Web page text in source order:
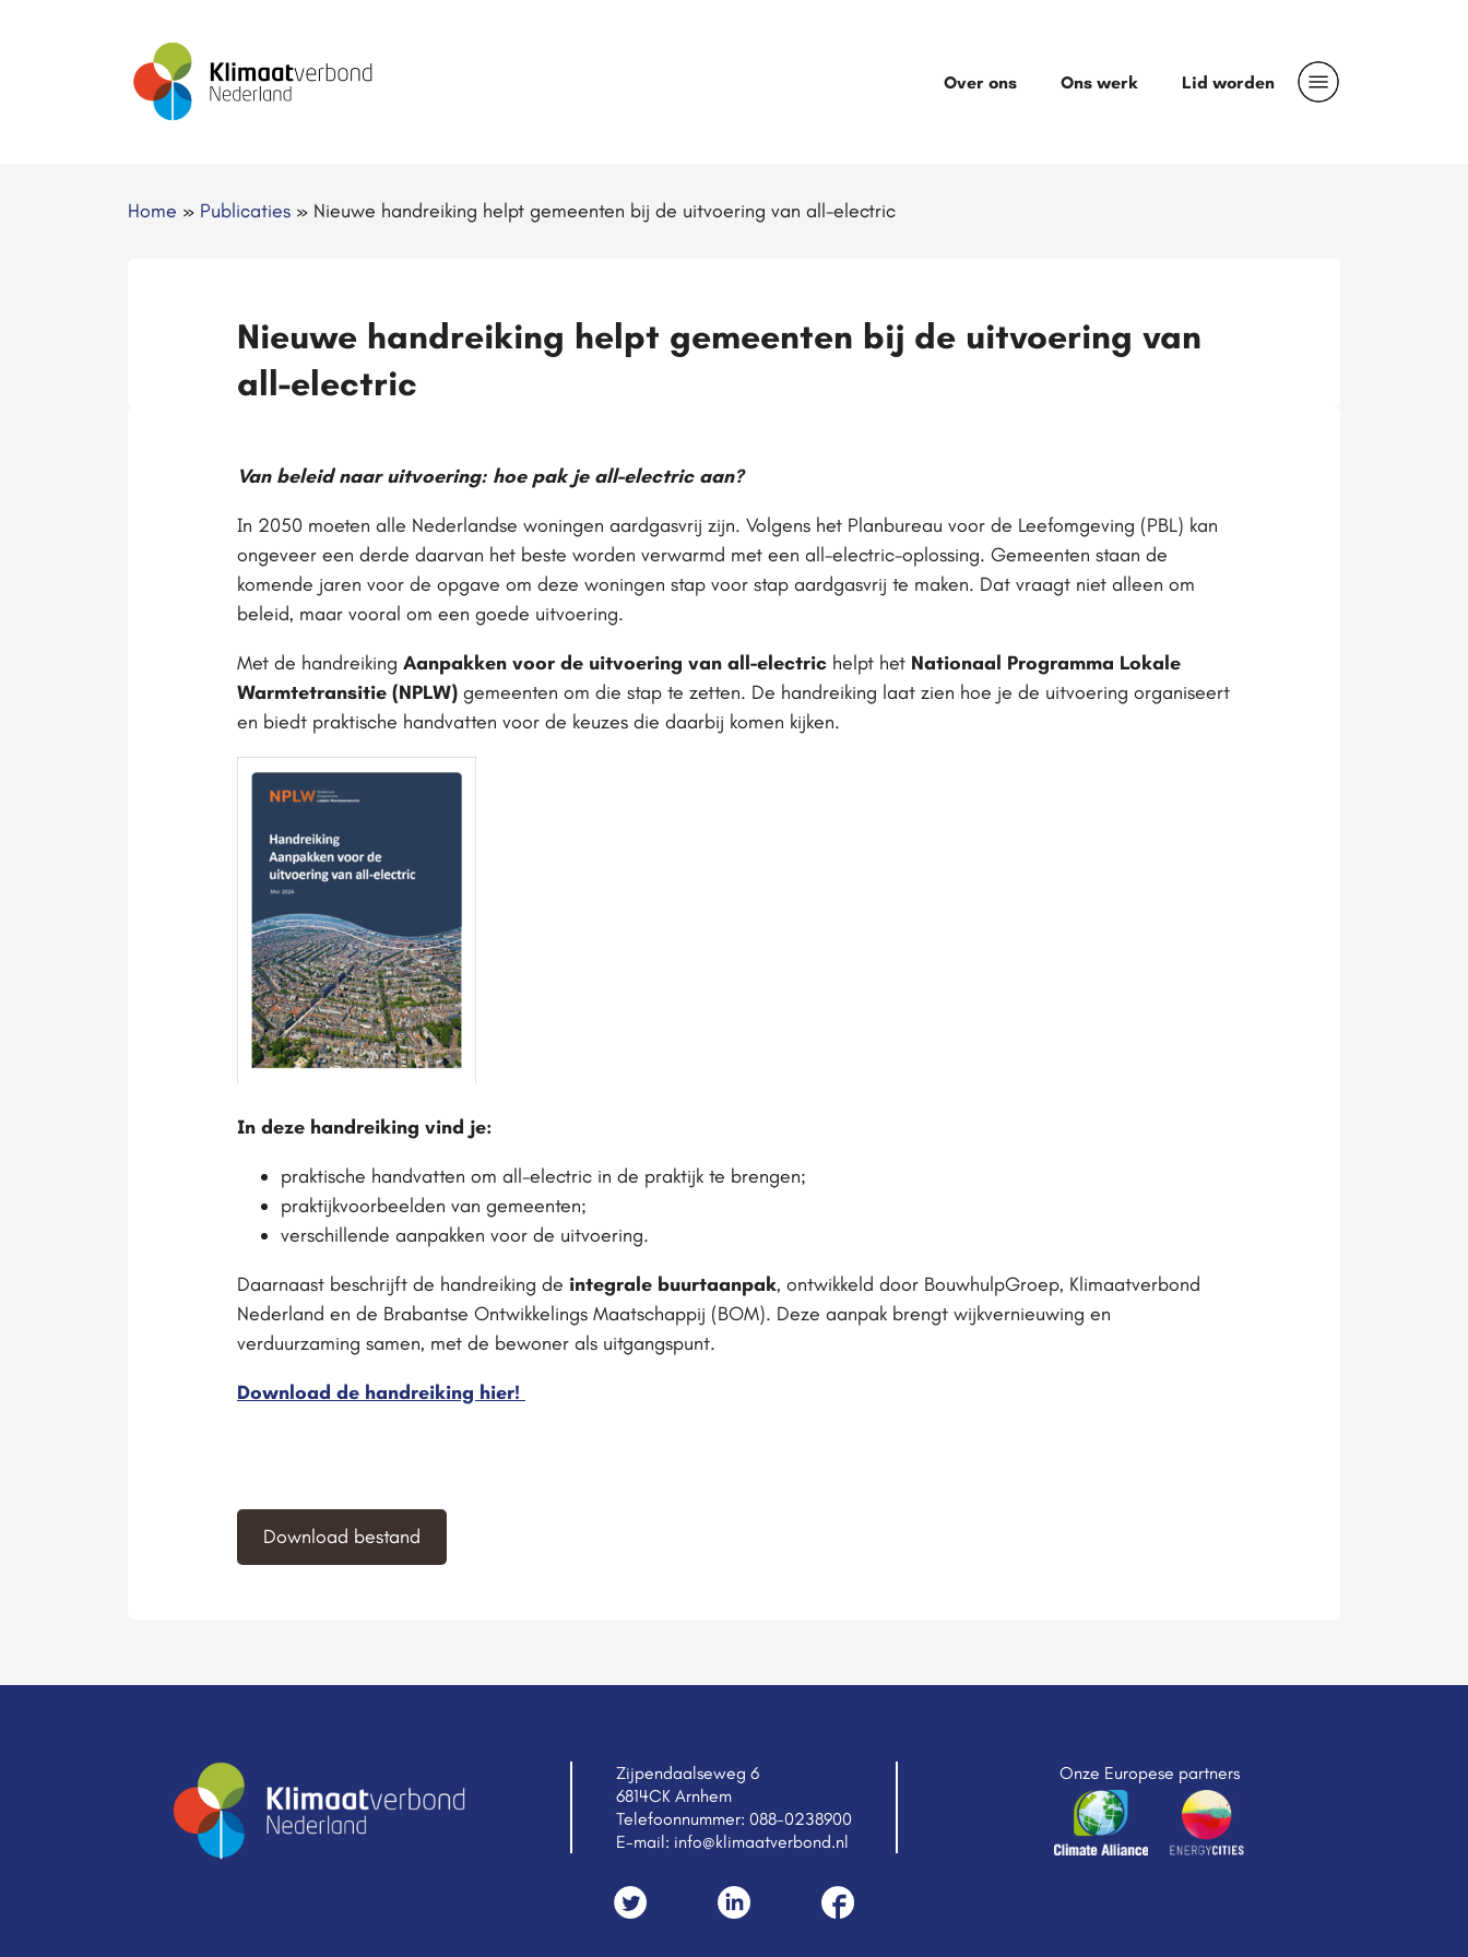
Over ons Ons werk Lid worden
Home » Publicaties » Nieuwe handreiking helpt gemeenten bij de uitvoering van all-electric
Nieuwe handreiking helpt gemeenten bij de uitvoering van
all-electric
Van beleid naar uitvoering: hoe pak je all-electric aan?
In 2050 moeten alle Nederlandse woningen aardgasvrij zijn. Volgens het Planbureau voor de Leefomgeving (PBL) kan
ongeveer een derde daarvan het beste worden verwarmd met een all-electric-oplossing. Gemeenten staan de
komende jaren voor de opgave om deze woningen stap voor stap aardgasvrij te maken. Dat vraagt niet alleen om
beleid, maar vooral om een goede uitvoering.
Met de handreiking Aanpakken voor de uitvoering van all-electric helpt het Nationaal Programma Lokale
Warmtetransitie (NPLW) gemeenten om die stap te zetten. De handreiking laat zien hoe je de uitvoering organiseert
en biedt praktische handvatten voor de keuzes die daarbij komen kijken.
In deze handreiking vind je:
praktische handvatten om all-electric in de praktijk te brengen;
praktijkvoorbeelden van gemeenten;
verschillende aanpakken voor de uitvoering.
Daarnaast beschrijft de handreiking de integrale buurtaanpak, ontwikkeld door BouwhulpGroep, Klimaatverbond
Nederland en de Brabantse Ontwikkelings Maatschappij (BOM). Deze aanpak brengt wijkvernieuwing en
verduurzaming samen, met de bewoner als uitgangspunt.
Download de handreiking hier!
Download bestand
Zijpendaalseweg 6
6814CK Arnhem
Telefoonnummer: 088-0238900
E-mail: info@klimaatverbond.nl
Onze Europese partners